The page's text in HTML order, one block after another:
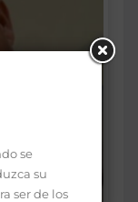
se
su
ser de los